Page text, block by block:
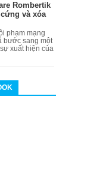
Rombertik
và xóa
phạm mạng
bước sang một
xuất hiện của